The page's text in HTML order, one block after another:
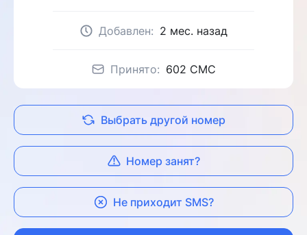
Добавлен: 2 мес. назад
Принято: 602 CMC
Выбрать другой номер
Номер занят?
Не приходит SMS?